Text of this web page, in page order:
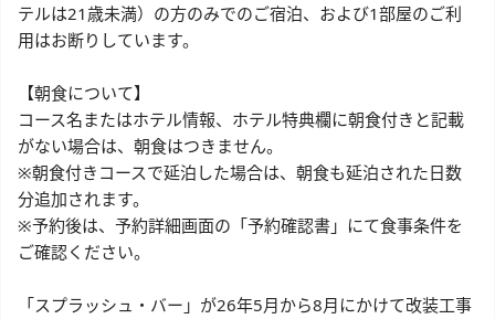
テルは21歳未満）の方のみでのご宿泊、および1部屋のご利
用はお断りしています。
【朝食について】
コース名またはホテル情報、ホテル特典欄に朝食付きと記載
がない場合は、朝食はつきません。
※朝食付きコースで延泊した場合は、朝食も延泊された日数
分追加されます。
※予約後は、予約詳細画面の「予約確認書」にて食事条件を
ご確認ください。
「スプラッシュ・バー」が26年5月から8月にかけて改装工事